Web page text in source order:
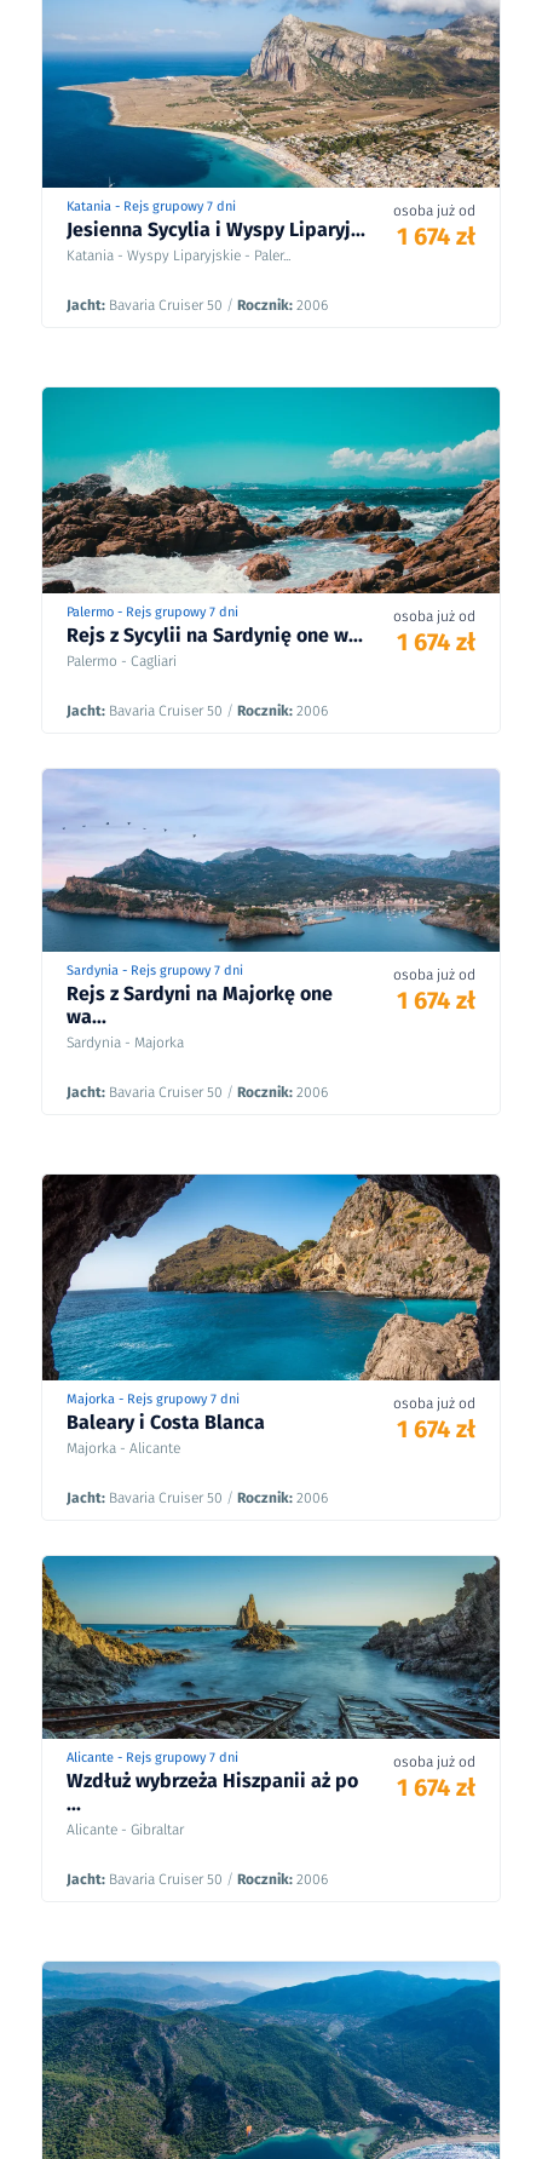
Katania - Rejs grupowy 7 dni
Jesienna Sycylia i Wyspy Liparyj...
Katania - Wyspy Liparyjskie - Paler...
Jacht: Bavaria Cruiser 50 / Rocznik: 2006
osoba już od
1 674 zł
Palermo - Rejs grupowy 7 dni
Rejs z Sycylii na Sardynię one w...
Palermo - Cagliari
Jacht: Bavaria Cruiser 50 / Rocznik: 2006
osoba już od
1 674 zł
Sardynia - Rejs grupowy 7 dni
Rejs z Sardyni na Majorkę one
wa...
Sardynia - Majorka
Jacht: Bavaria Cruiser 50 / Rocznik: 2006
osoba już od
1 674 zł
Majorka - Rejs grupowy 7 dni
Baleary i Costa Blanca
Majorka - Alicante
Jacht: Bavaria Cruiser 50 / Rocznik: 2006
osoba już od
1 674 zł
Alicante - Rejs grupowy 7 dni
Wzdłuż wybrzeża Hiszpanii aż po
...
Alicante - Gibraltar
Jacht: Bavaria Cruiser 50 / Rocznik: 2006
osoba już od
1 674 zł